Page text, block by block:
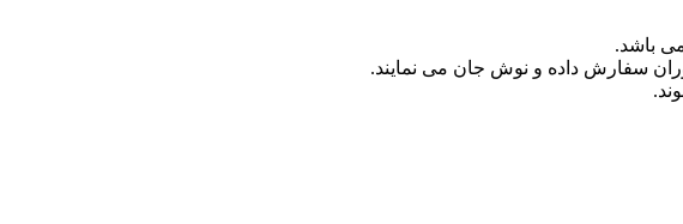
باشد.
سفارش داده و نوش جان می نمایند.